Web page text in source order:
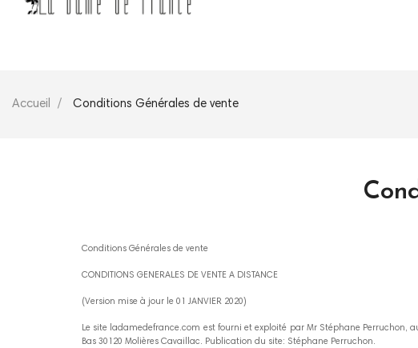
Accueil Conditions Générales de vente
Conditions Générales de vente
CONDITIONS GENERALES DE VENTE A DISTANCE
(Version mise à jour le 01 JANVIER 2020)
Le site ladamedefrance.com est fourni et exploité par Mr Stéphane Perruchon,
Bas 30120 Molières Cavaillac. Publication du site: Stéphane Perruchon.